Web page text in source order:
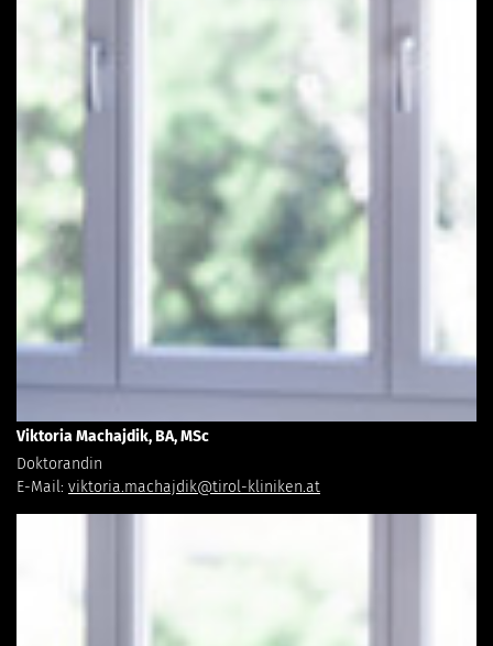
Viktoria Machajdik, BA, MSc
Doktorandin
E-Mail: viktoria.machajdik@tirol-kliniken.at